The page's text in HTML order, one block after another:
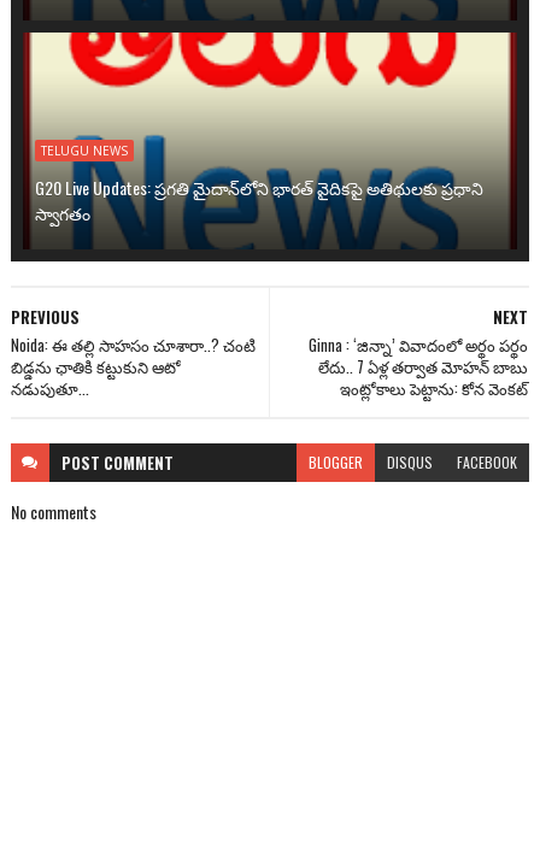
TELUGU NEWS
G20 Live Updates: ప్రగతి మైదాన్‌లోని భారత్ వైదికపై అతిథులకు ప్రధాని
స్వాగతం
NEXT
Ginna : ‘జిన్నా’ వివాదంలో అర్థం పర్థం
లేదు.. 7 ఏళ్ల తర్వాత మోహన్ బాబు
ఇంట్లోకాలు పెట్టాను: కోన వెంక‌ట్‌
PREVIOUS
Noida: ఈ తల్లి సాహసం చూశారా..? చంటి
బిడ్డను ఛాతికి కట్టుకుని ఆటో
నడుపుతూ...
POST COMMENT BLOGGER DISQUS FACEBOOK
No comments